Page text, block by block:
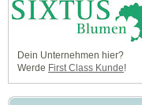
Dein Unternehmen hier?
Werde First Class Kunde!